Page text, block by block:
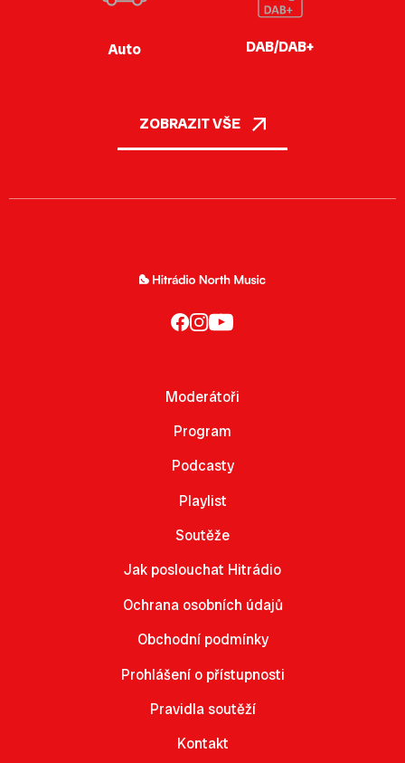
Auto DAB/DAB+
ZOBRAZIT VŠE
Moderátoři
Program
Podcasty
Playlist
Soutěže
Jak poslouchat Hitrádio
Ochrana osobních údajů
Obchodní podmínky
Prohlášení o přístupnosti
Pravidla soutěží
Kontakt